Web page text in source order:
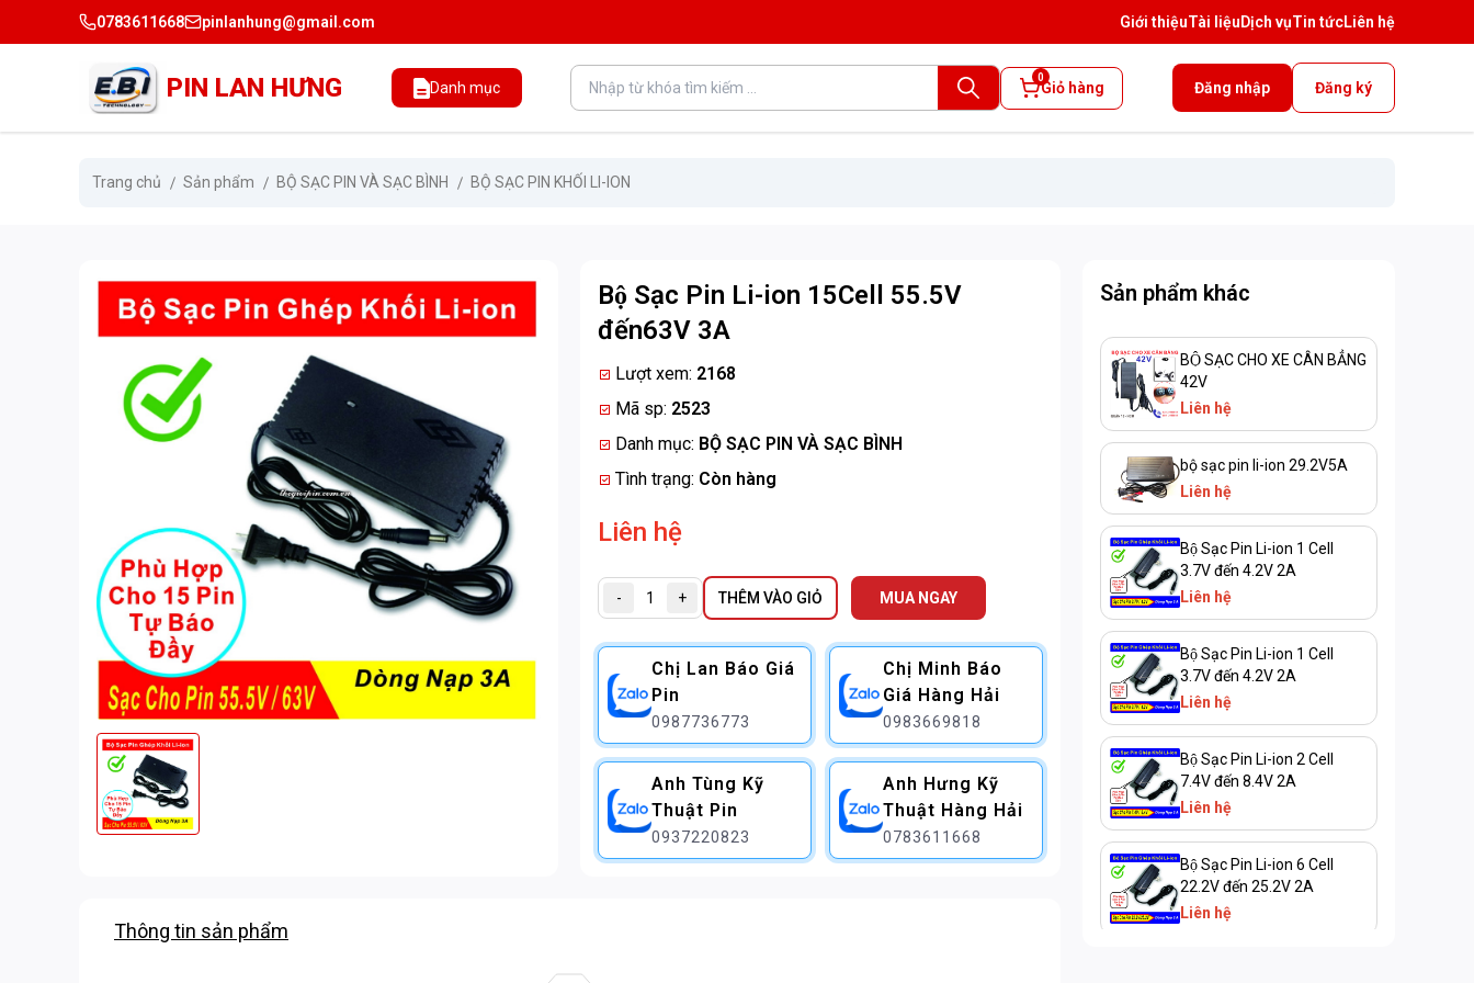
0783611668 pinlanhung@gmail.com Giới thiệuTài liệuDịch vụTin tứcLiên hệ
PIN LAN HƯNG Danh mục
0
Giỏ hàng Đăng nhập Đăng ký
Trang chủ Sản phẩm BỘ SẠC PIN VÀ SẠC BÌNH BỘ SẠC PIN KHỐI LI-ION
Bộ Sạc Pin Li-ion 15Cell 55.5V
đến63V 3A
Lượt xem: 2168
Mã sp: 2523
Danh mục: BỘ SẠC PIN VÀ SẠC BÌNH
Tình trạng: Còn hàng
Liên hệ
- + THÊM VÀO GIỎ MUA NGAY
Chị Lan Báo Giá
Pin
0987736773
Chị Minh Báo
Giá Hàng Hải
0983669818
Anh Tùng Kỹ
Thuật Pin
0937220823
Anh Hưng Kỹ
Thuật Hàng Hải
0783611668
Thông tin sản phẩm
Sản phẩm khác
BỘ SẠC CHO XE CÂN BẲNG
42V
Liên hệ
bộ sạc pin li-ion 29.2V5A
Liên hệ
Bộ Sạc Pin Li-ion 1 Cell
3.7V đến 4.2V 2A
Liên hệ
Bộ Sạc Pin Li-ion 1 Cell
3.7V đến 4.2V 2A
Liên hệ
Bộ Sạc Pin Li-ion 2 Cell
7.4V đến 8.4V 2A
Liên hệ
Bộ Sạc Pin Li-ion 6 Cell
22.2V đến 25.2V 2A
Liên hệ